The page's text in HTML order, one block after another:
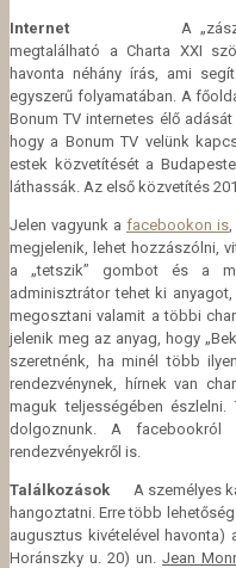
Internet A
megtalálható a Charta XXI
havonta néhány írás, ami
egyszerű folyamatában. A
Bonum TV internetes élő
hogy a Bonum TV velünk
estek közvetítését a
láthassák. Az első közvetítés
Jelen vagyunk a facebookon is
megjelenik, lehet hozzászólni,
a „tetszik” gombot és a
adminisztrátor tehet ki
megosztani valamit a többi
jelenik meg az anyag, hogy
szeretnénk, ha minél több
rendezvénynek, hírnek van
maguk teljességében
dolgoznunk. A
rendezvényekről is.
Találkozások A személyes
hangoztatni. Erre több
augusztus kivételével havonta)
Horánszky u. 20) un. Jean